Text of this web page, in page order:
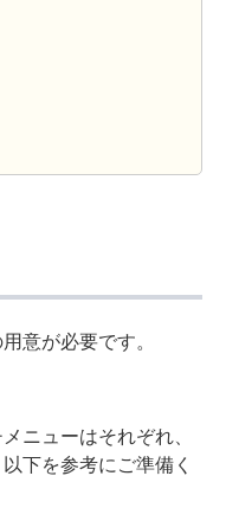
意が必要です。
ニューはそれぞれ、
下を参考にご準備く